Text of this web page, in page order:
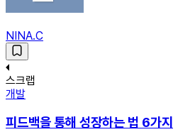
NINA.C
스크랩
개발
피드백을 통해 성장하는 법 6가지